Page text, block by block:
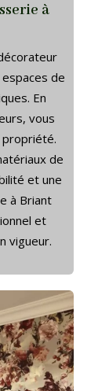
à
de
En
vous
propriété.
de
et une
à Briant
et
vigueur.